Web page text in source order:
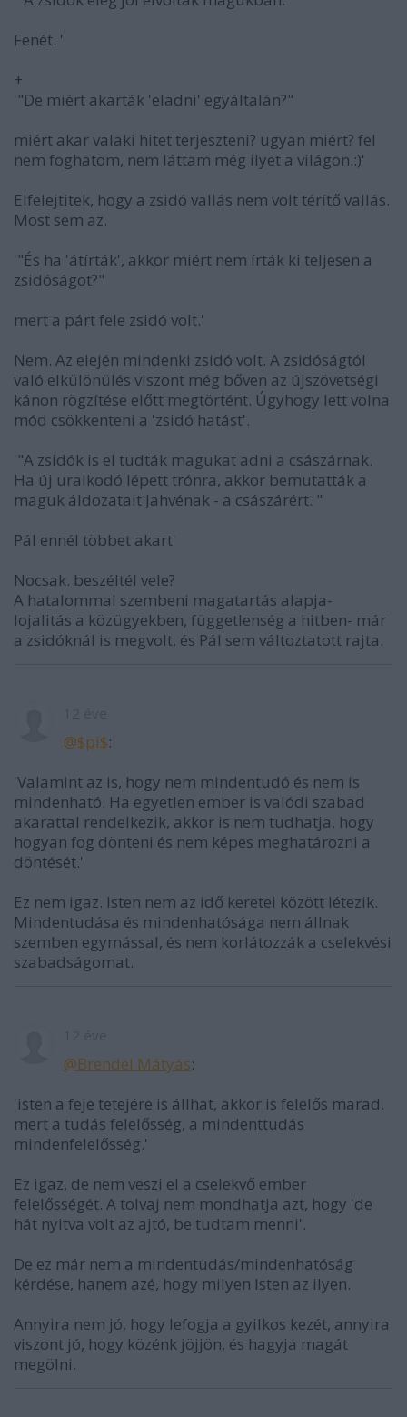
Fenét. '
+
'"De miért akarták 'eladni' egyáltalán?"
miért akar valaki hitet terjeszteni? ugyan miért? fel
nem foghatom, nem láttam még ilyet a világon.:)'
Elfelejtitek, hogy a zsidó vallás nem volt térítő vallás.
Most sem az.
'"És ha 'átírták', akkor miért nem írták ki teljesen a
zsidóságot?"
mert a párt fele zsidó volt.'
Nem. Az elején mindenki zsidó volt. A zsidóságtól
való elkülönülés viszont még bőven az újszövetségi
kánon rögzítése előtt megtörtént. Úgyhogy lett volna
mód csökkenteni a 'zsidó hatást'.
'"A zsidók is el tudták magukat adni a császárnak.
Ha új uralkodó lépett trónra, akkor bemutatták a
maguk áldozatait Jahvénak - a császárért. "
Pál ennél többet akart'
Nocsak. beszéltél vele?
A hatalommal szembeni magatartás alapja-
lojalitás a közügyekben, függetlenség a hitben- már
a zsidóknál is megvolt, és Pál sem változtatott rajta.
@$pi$:
'Valamint az is, hogy nem mindentudó és nem is
mindenható. Ha egyetlen ember is valódi szabad
akarattal rendelkezik, akkor is nem tudhatja, hogy
hogyan fog dönteni és nem képes meghatározni a
döntését.'
Ez nem igaz. Isten nem az idő keretei között létezik.
Mindentudása és mindenhatósága nem állnak
szemben egymással, és nem korlátozzák a cselekvési
szabadságomat.
@Brendel Mátyás:
'isten a feje tetejére is állhat, akkor is felelős marad.
mert a tudás felelősség, a mindenttudás
mindenfelelősség.'
Ez igaz, de nem veszi el a cselekvő ember
felelősségét. A tolvaj nem mondhatja azt, hogy 'de
hát nyitva volt az ajtó, be tudtam menni'.
De ez már nem a mindentudás/mindenhatóság
kérdése, hanem azé, hogy milyen Isten az ilyen.
Annyira nem jó, hogy lefogja a gyilkos kezét, annyira
viszont jó, hogy közénk jöjjön, és hagyja magát
megölni.